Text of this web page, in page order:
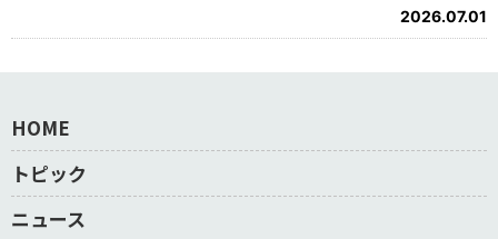
2026.07.01
HOME
トピック
ニュース